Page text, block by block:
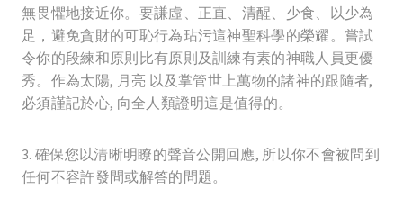
無畏懼地接近你。要謙虛、正直、清醒、少食、以少為
足，避免貪財的可恥行為玷污這神聖科學的榮耀。嘗試
令你的段練和原則比有原則及訓練有素的神職人員更優
秀。作為太陽, 月亮 以及掌管世上萬物的諸神的跟隨者,
必須謹記於心, 向全人類證明這是值得的。
3. 確保您以清晰明瞭的聲音公開回應, 所以你不會被問到
任何不容許發問或解答的問題。